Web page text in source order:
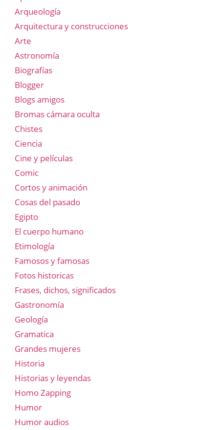
Arqueología
Arquitectura y construcciones
Arte
Astronomía
Biografías
Blogger
Blogs amigos
Bromas cámara oculta
Chistes
Ciencia
Cine y películas
Comic
Cortos y animación
Cosas del pasado
Egipto
El cuerpo humano
Etimología
Famosos y famosas
Fotos historicas
Frases, dichos, significados
Gastronomía
Geología
Gramatica
Grandes mujeres
Historia
Historias y leyendas
Homo Zapping
Humor
Humor audios